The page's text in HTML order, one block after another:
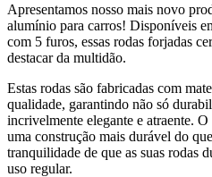
Apresentamos nosso mais novo
alumínio para carros! Disponíveis
com 5 furos, essas rodas forjadas
destacar da multidão.
Estas rodas são fabricadas com
qualidade, garantindo não só
incrivelmente elegante e atraente.
uma construção mais durável do
tranquilidade de que as suas rodas
uso regular.